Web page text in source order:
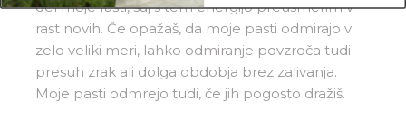
del moje rasti, saj s tem energijo preusmerim v
rast novih. Če opažaš, da moje pasti odmirajo v
zelo veliki meri, lahko odmiranje povzroča tudi
presuh zrak ali dolga obdobja brez zalivanja.
Moje pasti odmrejo tudi, če jih pogosto dražiš.